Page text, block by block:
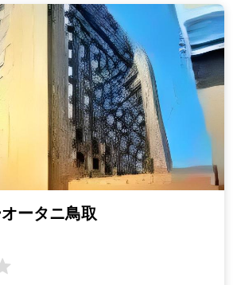
ータニ鳥取